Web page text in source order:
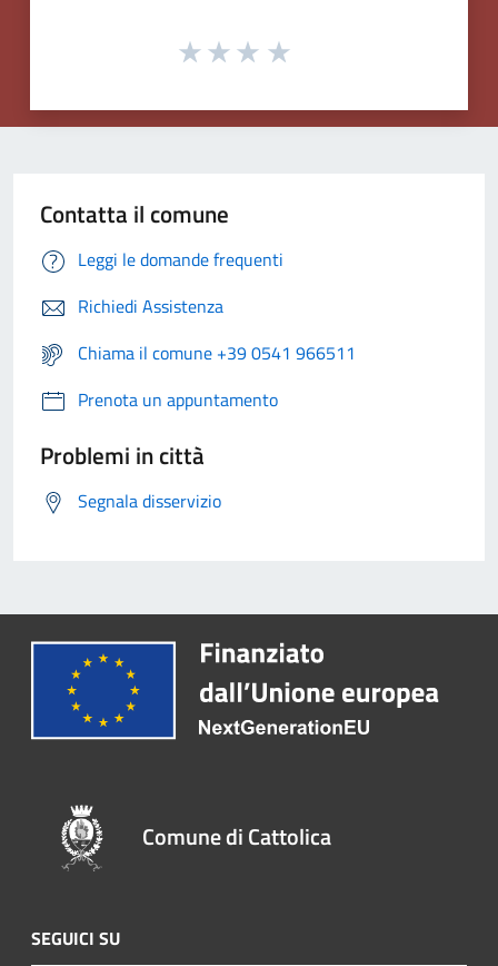
Contatta il comune
Leggi le domande frequenti
Richiedi Assistenza
Chiama il comune +39 0541 966511
Prenota un appuntamento
Problemi in città
Segnala disservizio
Comune di Cattolica
SEGUICI SU